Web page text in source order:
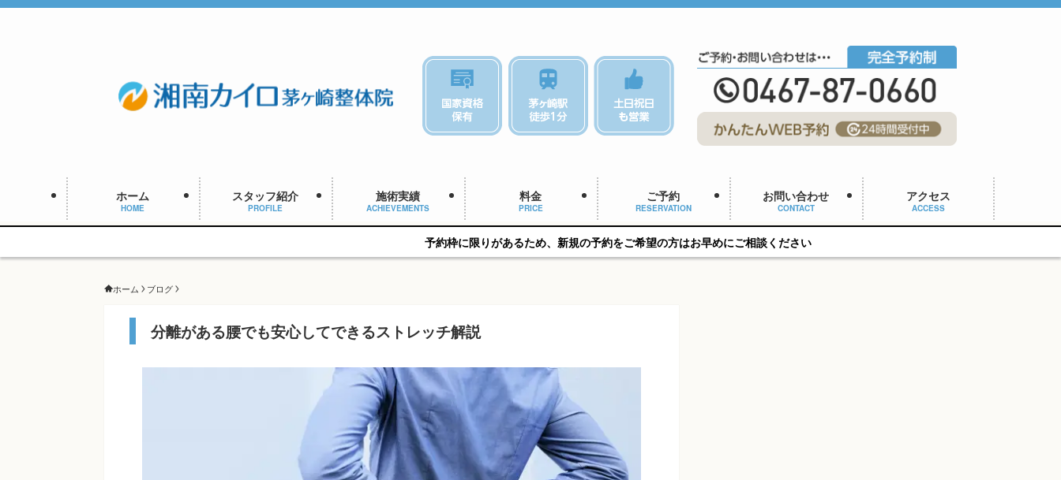
ホーム
HOME
スタッフ紹介
PROFILE
施術実績
ACHIEVEMENTS
料金
PRICE
ご予約
RESERVATION
お問い合わせ
CONTACT
アクセス
ACCESS
予約枠に限りがあるため、新規の予約をご希望の方はお早めにご相談ください
ホーム ブログ
分離がある腰でも安心してできるストレッチ解説